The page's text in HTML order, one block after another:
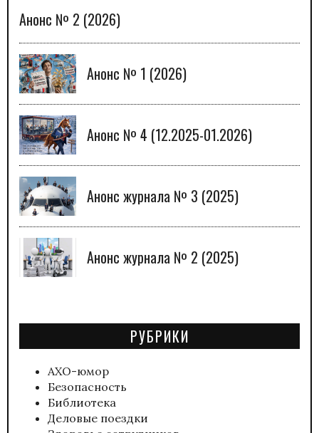
Анонс № 2 (2026)
Анонс № 1 (2026)
Анонс № 4 (12.2025-01.2026)
Анонс журнала № 3 (2025)
Анонс журнала № 2 (2025)
РУБРИКИ
АХО-юмор
Безопасность
Библиотека
Деловые поездки